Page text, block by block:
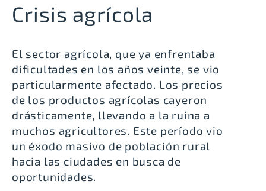
Crisis agrícola
El sector agrícola, que ya enfrentaba
dificultades en los años veinte, se vio
particularmente afectado. Los precios
de los productos agrícolas cayeron
drásticamente, llevando a la ruina a
muchos agricultores. Este período vio
un éxodo masivo de población rural
hacia las ciudades en busca de
oportunidades.